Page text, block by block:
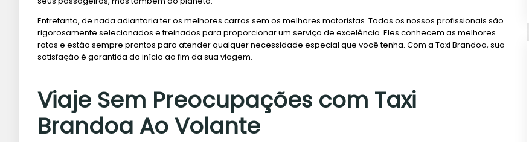
Entretanto, de nada adiantaria ter os melhores carros sem os melhores motoristas. Todos os nossos profissionais são
rigorosamente selecionados e treinados para proporcionar um serviço de excelência. Eles conhecem as melhores
rotas e estão sempre prontos para atender qualquer necessidade especial que você tenha. Com a Taxi Brandoa, sua
satisfação é garantida do início ao fim da sua viagem.
Viaje Sem Preocupações com Taxi
Brandoa Ao Volante